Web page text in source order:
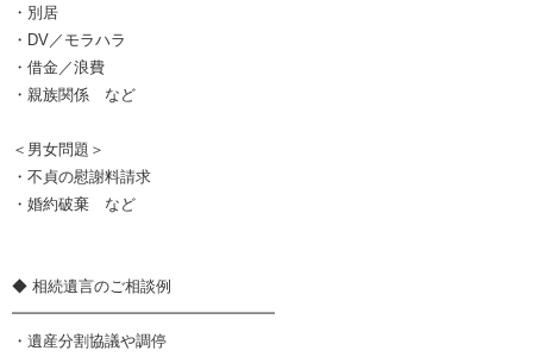
・別居
・DV／モラハラ
・借金／浪費
・親族関係 など
＜男女問題＞
・不貞の慰謝料請求
・婚約破棄 など
◆ 相続遺言のご相談例
━━━━━━━━━━━━━━━━━
・遺産分割協議や調停